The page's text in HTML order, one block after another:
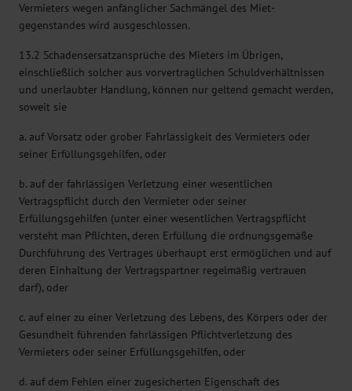
Vermieters wegen anfänglicher Sachmängel des Miet-
gegenstandes wird ausgeschlossen.
13.2 Schadensersatzansprüche des Mieters im Übrigen,
einschließlich solcher aus vorvertraglichen Schuldverhältnissen
und unerlaubter Handlung, können nur geltend gemacht werden,
soweit sie
a. auf Vorsatz oder grober Fahrlässigkeit des Vermieters oder
seiner Erfüllungsgehilfen, oder
b. auf der fahrlässigen Verletzung einer wesentlichen
Vertragspflicht durch den Vermieter oder seiner
Erfüllungsgehilfen (unter einer wesentlichen Vertragspflicht
versteht man Pflichten, deren Erfüllung die ordnungsgemäße
Durchführung des Vertrages überhaupt erst ermöglichen und auf
deren Einhaltung der Vertragspartner regelmäßig vertrauen
darf), oder
c. auf einer zu einer Verletzung des Lebens, des Körpers oder der
Gesundheit führenden fahrlässigen Pflichtverletzung des
Vermieters oder seiner Erfüllungsgehilfen, oder
d. auf dem Fehlen einer zugesicherten Eigenschaft des